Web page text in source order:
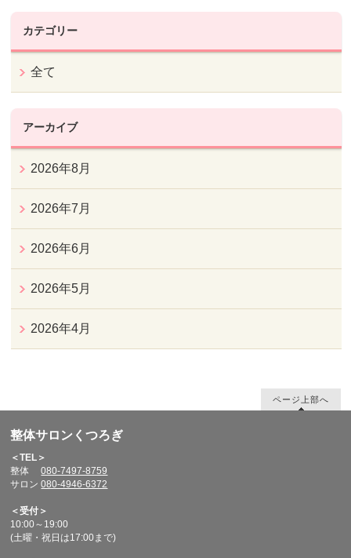
カテゴリー
全て
アーカイブ
2026年8月
2026年7月
2026年6月
2026年5月
2026年4月
ページ上部へ
整体サロンくつろぎ
＜TEL＞
整体080-7497-8759
サロン080-4946-6372
＜受付＞
10:00～19:00
(土曜・祝日は17:00まで)